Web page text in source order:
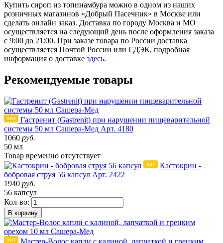
Купить сироп из топинамбура можно в одном из наших
розничных магазинов «Добрый Пасечник» в Москве или
сделать онлайн заказ. Доставка по городу Москва и МО
осуществляется на следующий день после оформления заказа
с 9:00 до 21:00. При заказе товара по России доставка
осуществляется Почтой России или СДЭК, подробная
информация о доставке здесь.
Рекомендуемые товары
Гастренит (Gastrenit) при нарушении пищеварительной
системы 50 мл Сашера-Мед Арт. 4180
1060 руб.
50 мл
Товар временно отсутствует
Кастокрин -
бобровая струя 56 капсул Арт. 2422
1940 руб.
56 капсул
Кол-во:
В корзину